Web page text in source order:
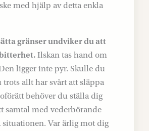
med hjälp av detta enkla
gränser undviker du att
Ilskan tas hand om
ligger inte pyr. Skulle du
trots allt har svårt att släppa
behöver du ställa dig
samtal med vederbörande
situationen. Var ärlig mot dig